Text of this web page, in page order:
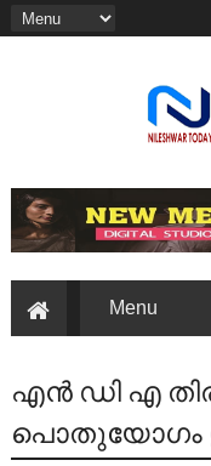
എൻ ഡി എ
പൊതുയോഗം